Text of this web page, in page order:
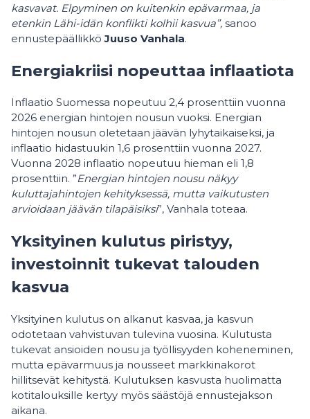
kasvavat. Elpyminen on kuitenkin epävarmaa, ja
etenkin Lähi-idän konflikti kolhii kasvua”, sanoo
ennustepäällikköJuuso Vanhala.
Energiakriisi nopeuttaa inflaatiota
Inflaatio Suomessa nopeutuu 2,4 prosenttiin vuonna
2026 energian hintojen nousun vuoksi. Energian
hintojen nousun oletetaan jäävän lyhytaikaiseksi, ja
inflaatio hidastuukin 1,6 prosenttiin vuonna 2027.
Vuonna 2028 inflaatio nopeutuu hieman eli 1,8
prosenttiin. ”Energian hintojen nousu näkyy
kuluttajahintojen kehityksessä, mutta vaikutusten
arvioidaan jäävän tilapäisiksi”, Vanhala toteaa.
Yksityinen kulutus piristyy,
investoinnit tukevat talouden
kasvua
Yksityinen kulutus on alkanut kasvaa, ja kasvun
odotetaan vahvistuvan tulevina vuosina. Kulutusta
tukevat ansioiden nousu ja työllisyyden koheneminen,
mutta epävarmuus ja nousseet markkinakorot
hillitsevät kehitystä. Kulutuksen kasvusta huolimatta
kotitalouksille kertyy myös säästöjä ennustejakson
aikana.